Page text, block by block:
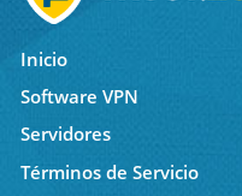
Inicio
Software VPN
Servidores
Términos de Servicio